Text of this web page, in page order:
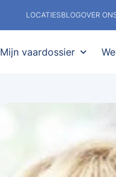
LOCATIESBLOGOVER
Mijn vaardossier expand_more